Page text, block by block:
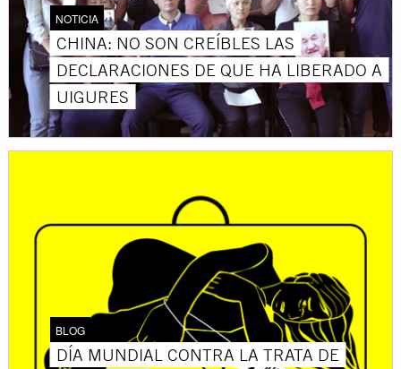
NOTICIA
CHINA: NO SON CREÍBLES LAS
DECLARACIONES DE QUE HA LIBERADO A
UIGURES
BLOG
DÍA MUNDIAL CONTRA LA TRATA DE